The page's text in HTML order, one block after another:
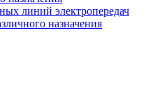
линий электропередач
назначения